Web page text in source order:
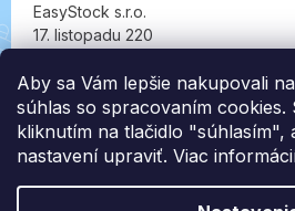
Aby sa Vám lepšie nakupovali
súhlas so spracovaním cookies.
kliknutím na tlačidlo "súhlasím",
nastavení upraviť. Viac
EasyStock s.r.o.
17. listopadu 220
IČ: 07727402, DIČ: CZ07727402
info@londonclub.sk